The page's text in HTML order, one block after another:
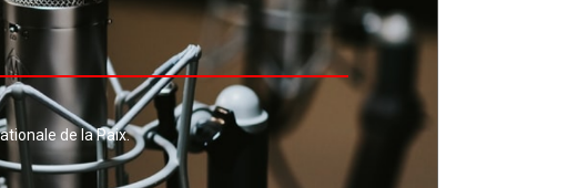
de la Paix.